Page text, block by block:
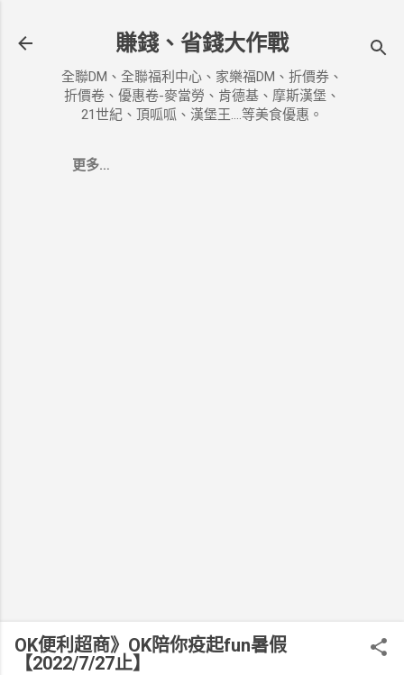
賺錢、省錢大作戰
全聯DM、全聯福利中心、家樂福DM、折價券、
折價卷、優惠卷-麥當勞、肯德基、摩斯漢堡、
21世紀、頂呱呱、漢堡王....等美食優惠。
更多…
OK便利超商》OK陪你疫起fun暑假
【2022/7/27止】